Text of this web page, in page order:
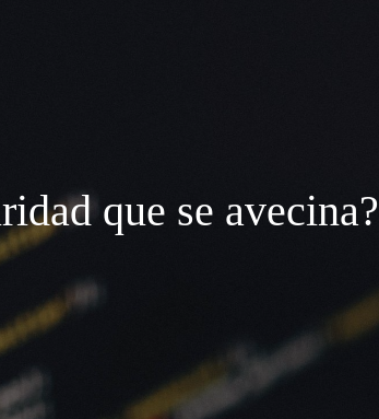
que se avecina?